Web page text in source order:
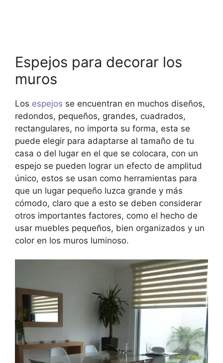
Espejos para decorar los
muros
Los espejos se encuentran en muchos diseños,
redondos, pequeños, grandes, cuadrados,
rectangulares, no importa su forma, esta se
puede elegir para adaptarse al tamaño de tu
casa o del lugar en el que se colocara, con un
espejo se pueden lograr un efecto de amplitud
único, estos se usan como herramientas para
que un lugar pequeño luzca grande y más
cómodo, claro que a esto se deben considerar
otros importantes factores, como el hecho de
usar muebles pequeños, bien organizados y un
color en los muros luminoso.